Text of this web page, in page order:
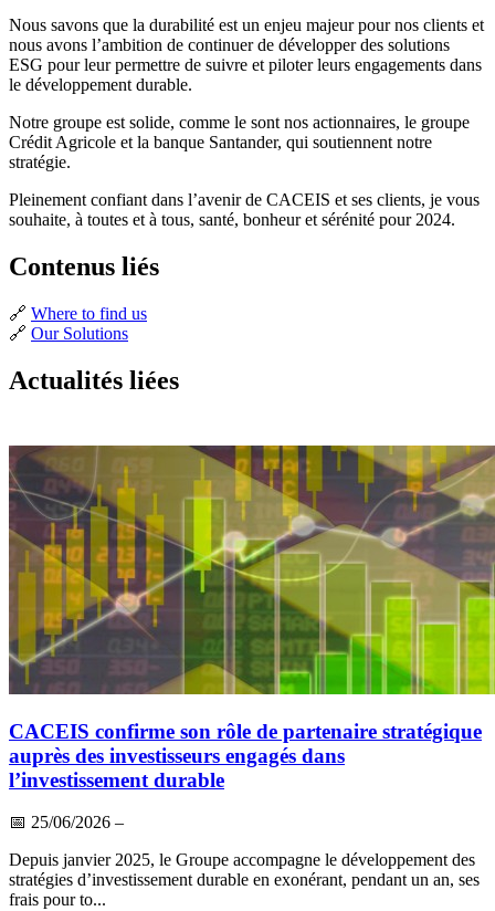
Nous savons que la durabilité est un enjeu majeur pour nos clients et
nous avons l’ambition de continuer de développer des solutions
ESG pour leur permettre de suivre et piloter leurs engagements dans
le développement durable.
Notre groupe est solide, comme le sont nos actionnaires, le groupe
Crédit Agricole et la banque Santander, qui soutiennent notre
stratégie.
Pleinement confiant dans l’avenir de CACEIS et ses clients, je vous
souhaite, à toutes et à tous, santé, bonheur et sérénité pour 2024.
Contenus liés
🔗 Where to find us
🔗 Our Solutions
Actualités liées
CACEIS confirme son rôle de partenaire stratégique
auprès des investisseurs engagés dans
l’investissement durable
📅 25/06/2026 –
Depuis janvier 2025, le Groupe accompagne le développement des
stratégies d’investissement durable en exonérant, pendant un an, ses
frais pour to...